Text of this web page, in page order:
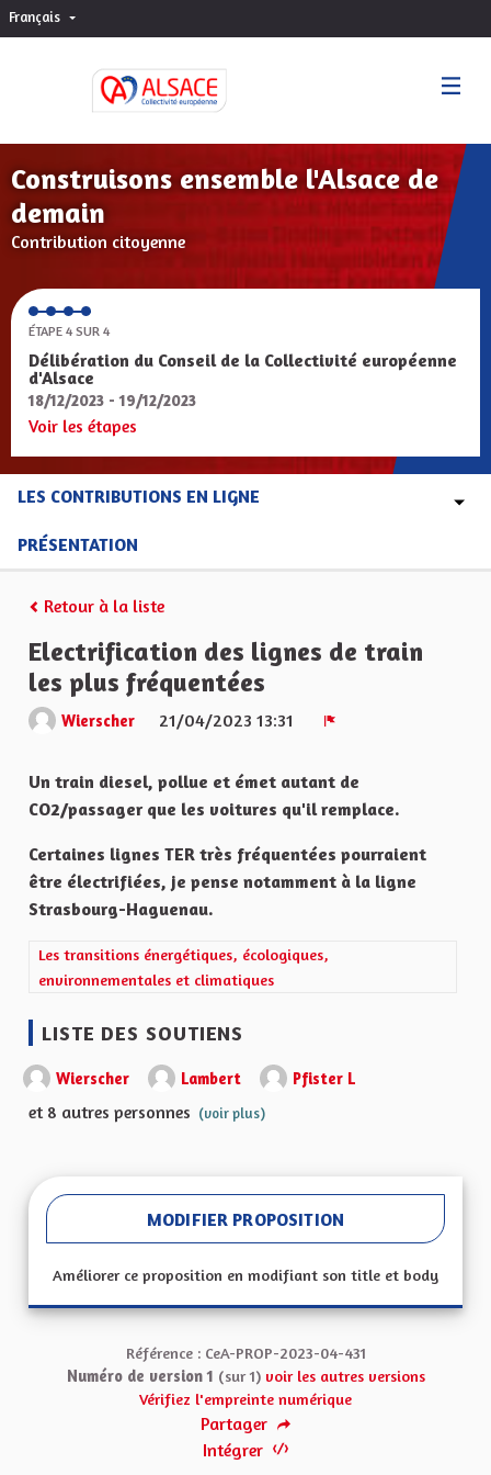
Français Choisir la langue
Construisons ensemble l'Alsace de
demain
Contribution citoyenne
ÉTAPE 4 SUR 4
Délibération du Conseil de la Collectivité européenne
d'Alsace
18/12/2023 - 19/12/2023
Voir les étapes
LES CONTRIBUTIONS EN LIGNE
PRÉSENTATION
Retour à la liste
Electrification des lignes de train
les plus fréquentées
Wierscher
21/04/2023 13:31
Un train diesel, pollue et émet autant de
CO2/passager que les voitures qu'il remplace.
Certaines lignes TER très fréquentées pourraient
être électrifiées, je pense notamment à la ligne
Strasbourg-Haguenau.
Filtrer les résultats de la catégorie : Les transitions
Les transitions énergétiques, écologiques,
environnementales et climatiques
LISTE DES SOUTIENS
Wierscher Lambert Pfister L
et 8 autres personnes (voir plus)
MODIFIER PROPOSITION
Améliorer ce proposition en modifiant son title et body
Référence : CeA-PROP-2023-04-431
Numéro de version 1 (sur 1) voir les autres versions
Vérifiez l'empreinte numérique
Partager
Intégrer